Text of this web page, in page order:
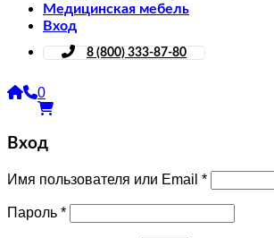
Медицинская мебель
Вход
8 (800) 333-87-80
0
Вход
Имя пользователя или Email *
Пароль *